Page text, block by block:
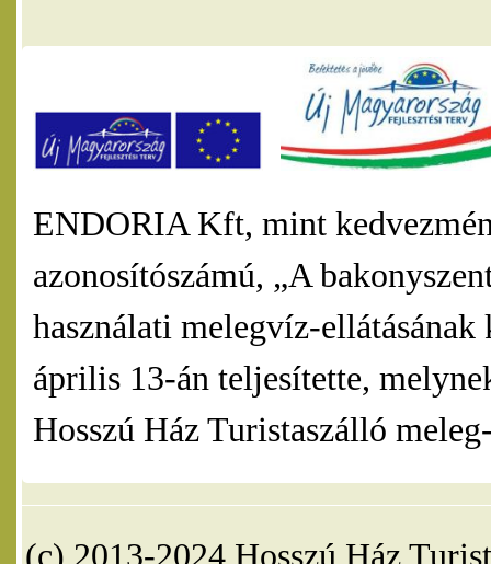
ENDORIA Kft, mint
azonosítószámú, „A
használati melegvíz-
április 13-án teljesítette,
Hosszú Ház Turistaszálló
(c) 2013-2024 Hosszú Ház